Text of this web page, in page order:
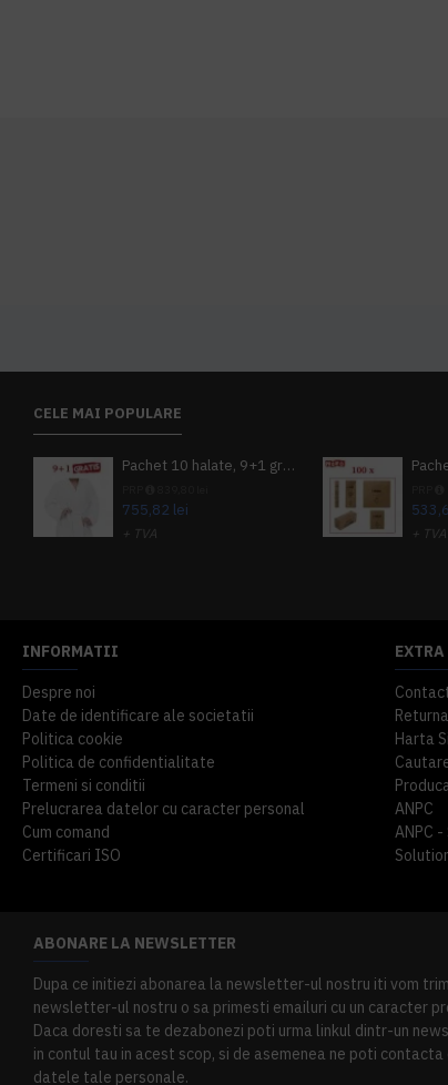
CELE MAI POPULARE
Pachet 10 halate, 9+1 gratuit
755,82 lei
+ TVA
+ TVA
INFORMATII
Despre noi
Date de identificare ale societatii
Politica cookie
Politica de confidentialitate
Termeni si conditii
Prelucrarea datelor cu caracter personal
Cum comand
Certificari ISO
EXTRA
Harta
ANPC
ANPC -
ABONARE LA NEWSLETTER
Dupa ce initiezi abonarea la newsletter-ul nostru iti vom
newsletter-ul nostru o sa primesti emailuri cu un caracter
Daca doresti sa te dezabonezi poti urma linkul dintr-un
in contul tau in acest scop, si de asemenea ne poti
datele tale personale.